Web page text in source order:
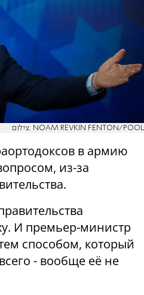
צילום: NOAM REVKIN FENTON/POOL
в армию
из-за
И премьер-министр
способом, который
- вообще её не